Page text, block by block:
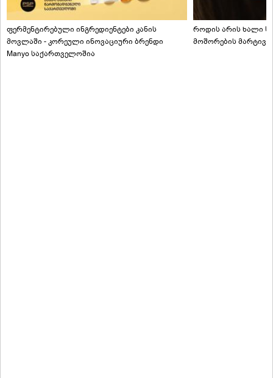
ფერმენტირებული ინგრედიენტები კანის
მოვლაში - კორეული ინოვაციური ბრენდი
Manyo საქართველოშია
როდის არის ხალი
მოშორების